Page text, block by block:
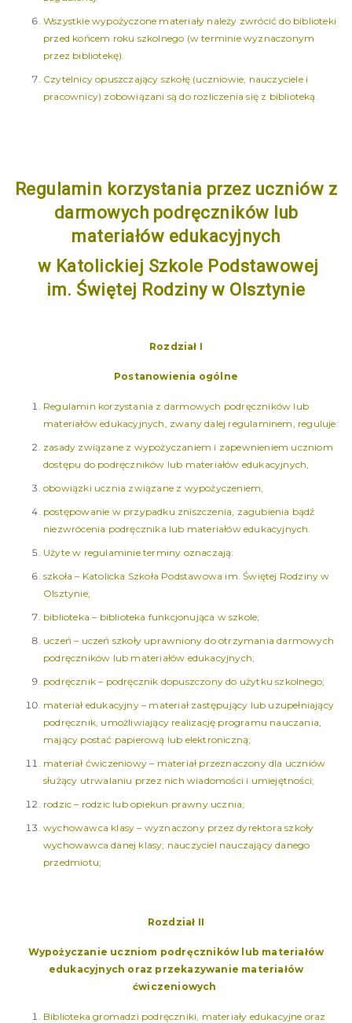
Wszystkie wypożyczone materiały należy zwrócić do biblioteki
przed końcem roku szkolnego (w terminie wyznaczonym
przez bibliotekę).
Czytelnicy opuszczający szkołę (uczniowie, nauczyciele i
pracownicy) zobowiązani są do rozliczenia się z biblioteką.
Regulamin korzystania przez uczniów z
darmowych podręczników lub
materiałów edukacyjnych
w Katolickiej Szkole Podstawowej
im. Świętej Rodziny w Olsztynie
Rozdział I
Postanowienia ogólne
Regulamin korzystania z darmowych podręczników lub
materiałów edukacyjnych, zwany dalej regulaminem, reguluje:
zasady związane z wypożyczaniem i zapewnieniem uczniom
dostępu do podręczników lub materiałów edukacyjnych,
obowiązki ucznia związane z wypożyczeniem,
postępowanie w przypadku zniszczenia, zagubienia bądź
niezwrócenia podręcznika lub materiałów edukacyjnych.
Użyte w regulaminie terminy oznaczają:
szkoła – Katolicka Szkoła Podstawowa im. Świętej Rodziny w
Olsztynie;
biblioteka – biblioteka funkcjonująca w szkole;
uczeń – uczeń szkoły uprawniony do otrzymania darmowych
podręczników lub materiałów edukacyjnych;
podręcznik – podręcznik dopuszczony do użytku szkolnego;
materiał edukacyjny – materiał zastępujący lub uzupełniający
podręcznik, umożliwiający realizację programu nauczania,
mający postać papierową lub elektroniczną;
materiał ćwiczeniowy – materiał przeznaczony dla uczniów
służący utrwalaniu przez nich wiadomości i umiejętności;
rodzic – rodzic lub opiekun prawny ucznia;
wychowawca klasy – wyznaczony przez dyrektora szkoły
wychowawca danej klasy; nauczyciel nauczający danego
przedmiotu;
Rozdział II
Wypożyczanie uczniom podręczników lub materiałów
edukacyjnych oraz przekazywanie materiałów
ćwiczeniowych
Biblioteka gromadzi podręczniki, materiały edukacyjne oraz